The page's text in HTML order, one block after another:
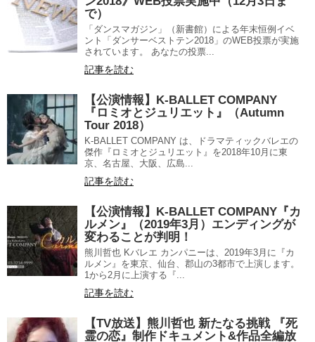
で）
「ダンスマガジン」（新書館）による年末恒例イベ
ント「ダンサーベストテン2018」のWEB投票が実施
されています。 あなたの投票...
記事を読む
【公演情報】K-BALLET COMPANY
『ロミオとジュリエット』（Autumn
Tour 2018）
K-BALLET COMPANY は、ドラマティックバレエの
傑作『ロミオとジュリエット』を2018年10月に東
京、名古屋、大阪、広島...
記事を読む
【公演情報】K-BALLET COMPANY『カ
ルメン』（2019年3月）エンディングが
変わることが判明！
熊川哲也 Kバレエ カンパニーは、2019年3月に『カ
ルメン』を東京、仙台、郡山の3都市で上演します。
1から2月に上演する『...
記事を読む
【TV放送】熊川哲也 新たなる挑戦 『死
霊の恋』制作ドキュメント&作品全編放